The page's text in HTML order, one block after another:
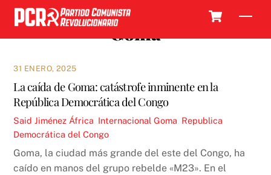
Skip
content
Goma
31 ENERO, 2025
La caída de Goma: catástrofe inminente en la
República Democrática del Congo
Said Jiménez África Internacional Goma Republica
Democrática del Congo
Goma, la ciudad más grande del este del Congo, ha
caído en manos del grupo rebelde «M23». En el